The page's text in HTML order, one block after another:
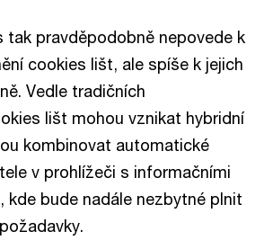
tak pravděpodobně nepovede k
cookies lišt, ale spíše k jejich
Vedle tradičních
lišt mohou vznikat hybridní
kombinovat automatické
v prohlížeči s informačními
kde bude nadále nezbytné plnit